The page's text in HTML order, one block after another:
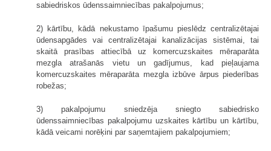
sabiedriskos ūdenssaimniecības pakalpojumus;
2) kārtību, kādā nekustamo īpašumu pieslēdz centralizētajai
ūdensapgādes vai centralizētajai kanalizācijas sistēmai, tai
skaitā prasības attiecībā uz komercuzskaites mēraparāta
mezgla atrašanās vietu un gadījumus, kad pieļaujama
komercuzskaites mēraparāta mezgla izbūve ārpus piederības
robežas;
3) pakalpojumu sniedzēja sniegto sabiedrisko
ūdenssaimniecības pakalpojumu uzskaites kārtību un kārtību,
kādā veicami norēķini par saņemtajiem pakalpojumiem;